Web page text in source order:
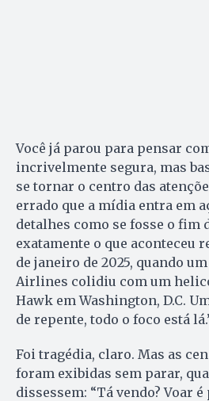
Você já parou para pensar
incrivelmente segura, mas
se tornar o centro das
errado que a mídia entra em
detalhes como se fosse o fim
exatamente o que aconteceu
de janeiro de 2025, quando
Airlines colidiu com um
Hawk em Washington, D.C.
de repente, todo o foco está
Foi tragédia, claro. Mas as
foram exibidas sem parar,
dissessem: “Tá vendo? Voar